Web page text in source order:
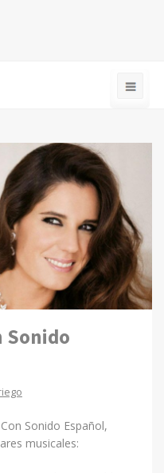
Sonido
Sonido Español,
musicales: